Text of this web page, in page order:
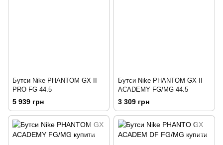
Бутси Nike PHANTOM GX II
PRO FG 44.5
5 939 грн
Бутси Nike PHANTOM GX II
ACADEMY FG/MG 44.5
3 309 грн